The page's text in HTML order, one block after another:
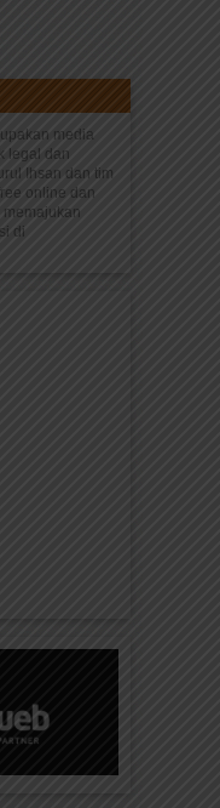
media
legal dan
Ihsan dan tim
online dan
di